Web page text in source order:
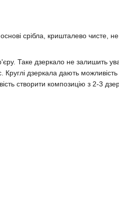
срібла, кришталево чисте,
Таке дзеркало не залишить
дзеркала дають можливість
створити композицію з 2-3